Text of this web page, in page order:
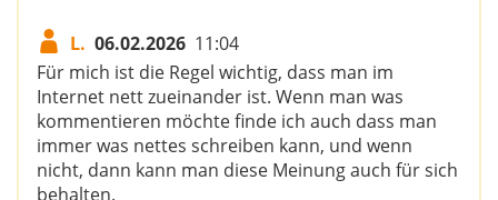
L. 06.02.2026 11:04
Für mich ist die Regel wichtig, dass man im
Internet nett zueinander ist. Wenn man was
kommentieren möchte finde ich auch dass man
immer was nettes schreiben kann, und wenn
nicht, dann kann man diese Meinung auch für sich
behalten.